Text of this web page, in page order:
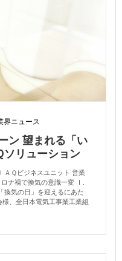
界ニュース
ン 望まれる「い
ソリューション
ＡＱビジネスユニット 営業
禍で換気の意識一変 Ⅰ.
換気の日」を迎えるにあた
、全日本電気工事業工業組